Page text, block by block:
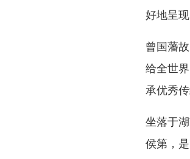
好地呈
曾国藩
给全世
承优秀
坐落于
侯第，